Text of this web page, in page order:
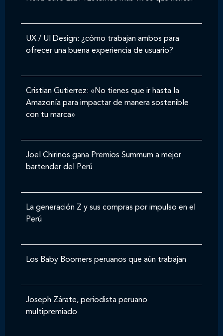
UX / UI Design: ¿cómo trabajan ambos para
ofrecer una buena experiencia de usuario?
Cristian Gutierrez: «No tienes que ir hasta la
Amazonía para impactar de manera sostenible
con tu marca»
Joel Chirinos gana Premios Summum a mejor
bartender del Perú
La generación Z y sus compras por impulso en el
Perú
Los Baby Boomers peruanos que aún trabajan
Joseph Zárate, periodista peruano
multipremiado